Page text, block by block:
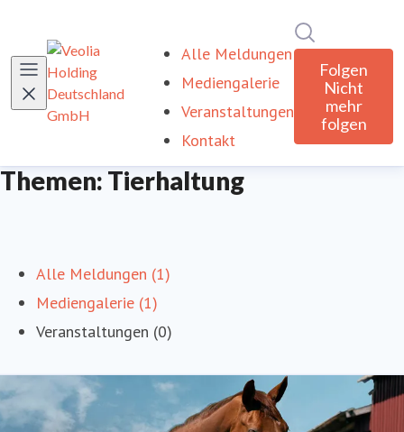
Alle Meldungen
Mediengalerie
Veranstaltungen
Kontakt
Folgen
Nicht
mehr
folgen
Themen: Tierhaltung
Alle Meldungen (1)
Mediengalerie (1)
Veranstaltungen (0)